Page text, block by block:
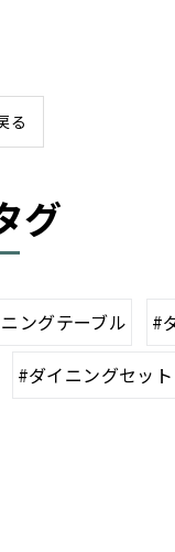
る
グ
ングテーブル #
#ダイニングセット